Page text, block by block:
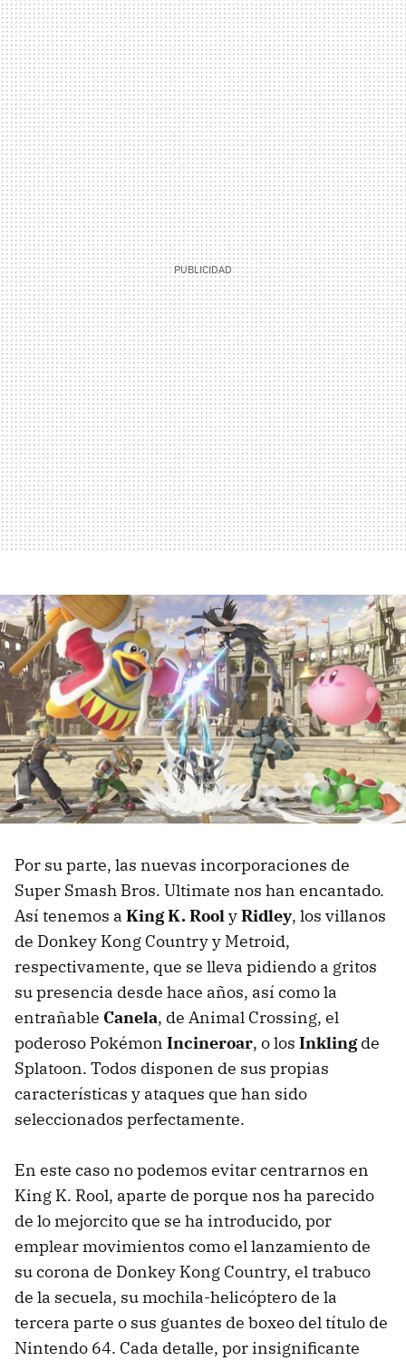
Por su parte, las nuevas incorporaciones de
Super Smash Bros. Ultimate nos han encantado.
Así tenemos a King K. RoolyRidley, los villanos
de Donkey Kong Country y Metroid,
respectivamente, que se lleva pidiendo a gritos
su presencia desde hace años, así como la
entrañable Canela, de Animal Crossing, el
poderoso Pokémon Incineroar, o los Inklingde
Splatoon. Todos disponen de sus propias
características y ataques que han sido
seleccionados perfectamente.
En este caso no podemos evitar centrarnos en
King K. Rool, aparte de porque nos ha parecido
de lo mejorcito que se ha introducido, por
emplear movimientos como el lanzamiento de
su corona de Donkey Kong Country, el trabuco
de la secuela, su mochila-helicóptero de la
tercera parte o sus guantes de boxeo del título de
Nintendo 64. Cada detalle, por insignificante